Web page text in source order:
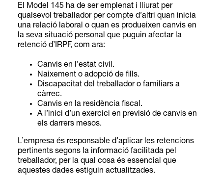
El Model 145 ha de ser emplenat i lliurat per
qualsevol treballador per compte d’altri quan inicia
una relació laboral o quan es produeixen canvis en
la seva situació personal que puguin afectar la
retenció d’IRPF, com ara:
Canvis en l’estat civil.
Naixement o adopció de fills.
Discapacitat del treballador o familiars a
càrrec.
Canvis en la residència fiscal.
A l’inici d’un exercici en previsió de canvis en
els darrers mesos.
L’empresa és responsable d’aplicar les retencions
pertinents segons la informació facilitada pel
treballador, per la qual cosa és essencial que
aquestes dades estiguin actualitzades.